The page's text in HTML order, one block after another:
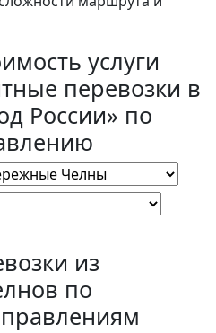
услуги
перевозки в
России» по
из
по